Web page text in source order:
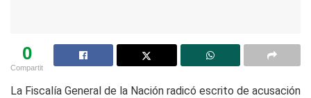
0
Compartit
La Fiscalía General de la Nación radicó escrito de acusación